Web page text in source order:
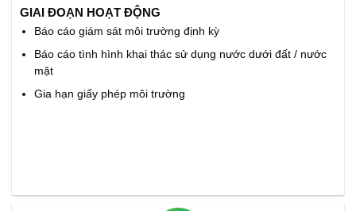
GIAI ĐOẠN HOẠT ĐỘNG
Báo cáo giám sát môi trường định kỳ
Báo cáo tình hình khai thác sử dụng nước dưới đất / nước
mặt
Gia hạn giấy phép môi trường